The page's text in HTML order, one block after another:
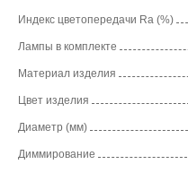
Индекс цветопередачи Ra (%)
Лампы в комплекте
Материал изделия
Цвет изделия
Диаметр (мм)
Диммирование